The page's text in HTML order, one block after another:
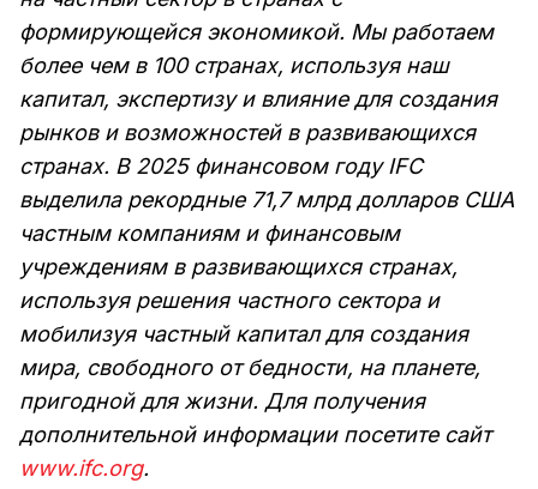
формирующейся экономикой. Мы работаем
более чем в 100 странах, используя наш
капитал, экспертизу и влияние для создания
рынков и возможностей в развивающихся
странах. В 2025 финансовом году IFC
выделила рекордные 71,7 млрд долларов США
частным компаниям и финансовым
учреждениям в развивающихся странах,
используя решения частного сектора и
мобилизуя частный капитал для создания
мира, свободного от бедности, на планете,
пригодной для жизни. Для получения
дополнительной информации посетите сайт
www.ifc.org.